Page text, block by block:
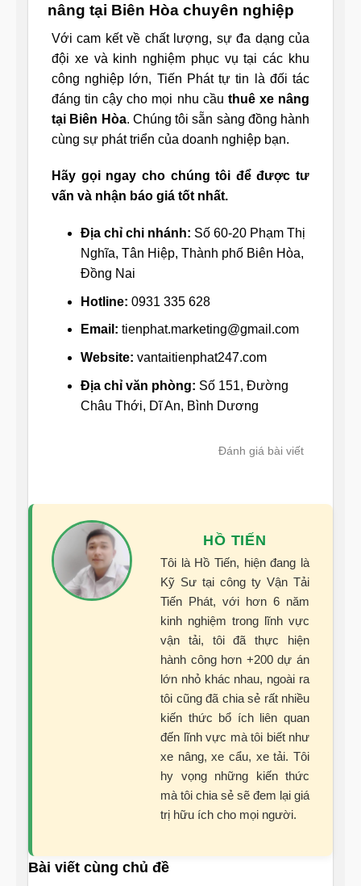
nâng tại Biên Hòa chuyên nghiệp
Với cam kết về chất lượng, sự đa dạng của
đội xe và kinh nghiệm phục vụ tại các khu
công nghiệp lớn, Tiến Phát tự tin là đối tác
đáng tin cậy cho mọi nhu cầu thuê xe nâng
tại Biên Hòa. Chúng tôi sẵn sàng đồng hành
cùng sự phát triển của doanh nghiệp bạn.
Hãy gọi ngay cho chúng tôi để được tư
vấn và nhận báo giá tốt nhất.
Địa chỉ chi nhánh: Số 60-20 Phạm Thị
Nghĩa, Tân Hiệp, Thành phố Biên Hòa,
Đồng Nai
Hotline: 0931 335 628
Email: tienphat.marketing@gmail.com
Website: vantaitienphat247.com
Địa chỉ văn phòng: Số 151, Đường
Châu Thới, Dĩ An, Bình Dương
Đánh giá bài viết
HỒ TIẾN
Tôi là Hồ Tiến, hiện đang là
Kỹ Sư tại công ty Vận Tải
Tiến Phát, với hơn 6 năm
kinh nghiệm trong lĩnh vực
vận tải, tôi đã thực hiện
hành công hơn +200 dự án
lớn nhỏ khác nhau, ngoài ra
tôi cũng đã chia sẻ rất nhiều
kiến thức bổ ích liên quan
đến lĩnh vực mà tôi biết như
xe nâng, xe cẩu, xe tải. Tôi
hy vọng những kiến thức
mà tôi chia sẻ sẽ đem lại giá
trị hữu ích cho mọi người.
Bài viết cùng chủ đề